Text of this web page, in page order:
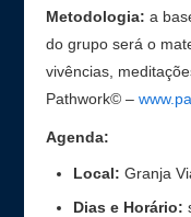
Metodologia:a
do grupo será o
vivências,
Pathwork© –
Agenda:
Local:Granja
Dias e Horário: